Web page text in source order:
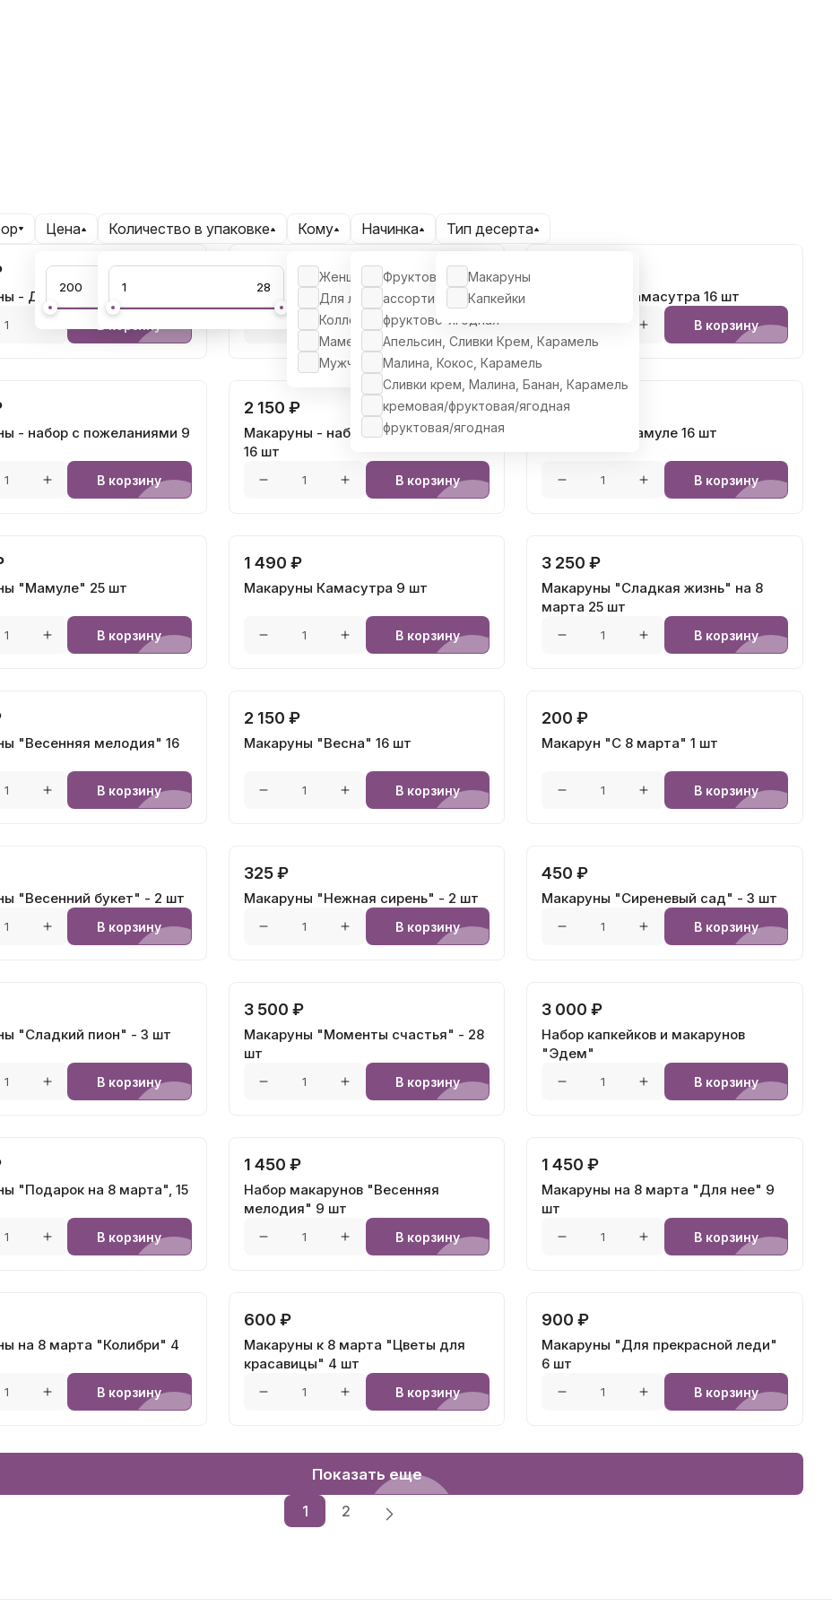
- Для самой ... 9 шт
600 ₽
Макаруны с 8 марта 4 шт
В корзину
Макаруны - Камасутра 16 шт
В корзину
- набор с пожеланиями 9
В корзину
2 150 ₽
Макаруны - набор с пожеланиями
16 шт
В корзину
2 150 ₽
Макаруны - Мамуле 16 шт
В корзину
"Мамуле" 25 шт
В корзину
1 490 ₽
Макаруны Камасутра 9 шт
В корзину
3 250 ₽
Макаруны "Сладкая жизнь" на 8
марта 25 шт
В корзину
"Весенняя мелодия" 16
В корзину
2 150 ₽
Макаруны "Весна" 16 шт
В корзину
200 ₽
Макарун "С 8 марта" 1 шт
В корзину
"Весенний букет" - 2 шт
В корзину
325 ₽
Макаруны "Нежная сирень" - 2 шт
В корзину
450 ₽
Макаруны "Сиреневый сад" - 3 шт
В корзину
"Сладкий пион" - 3 шт
В корзину
3 500 ₽
Макаруны "Моменты счастья" - 28
шт
В корзину
3 000 ₽
Набор капкейков и макарунов
"Эдем"
В корзину
"Подарок на 8 марта", 15
В корзину
1 450 ₽
Набор макарунов "Весенняя
мелодия" 9 шт
В корзину
1 450 ₽
Макаруны на 8 марта "Для нее" 9
шт
В корзину
на 8 марта "Колибри" 4
В корзину
600 ₽
Макаруны к 8 марта "Цветы для
красавицы" 4 шт
В корзину
900 ₽
Макаруны "Для прекрасной леди"
6 шт
В корзину
Показать еще
1 2
Цена Количество в упаковке Кому
Женщине
Для любимых
Коллеге
Маме
Мужчине
Начинка
Фруктово-ягодная
ассорти
фруктово-ягодная
Апельсин, Сливки Крем, Карамель
Малина, Кокос, Карамель
Сливки крем, Малина, Банан, Карамель
кремовая/фруктовая/ягодная
фруктовая/ягодная
Тип десерта
Макаруны
Капкейки